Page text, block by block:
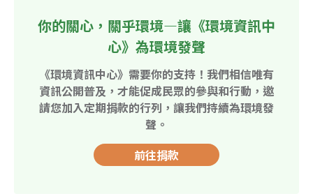
你的關心，關乎環境—讓《環境資訊中
心》為環境發聲
《環境資訊中心》需要你的支持！我們相信唯有
資訊公開普及，才能促成民眾的參與和行動，邀
請您加入定期捐款的行列，讓我們持續為環境發
聲。
前往捐款